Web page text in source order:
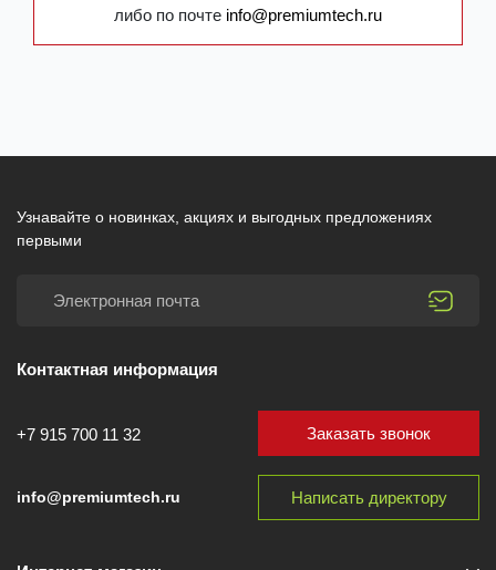
либо по почте info@premiumtech.ru
Узнавайте о новинках, акциях и выгодных предложениях
первыми
Контактная информация
+7 915 700 11 32
info@premiumtech.ru
Заказать звонок
Написать директору